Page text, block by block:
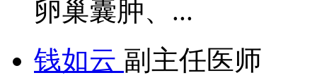
卵巢囊肿、...
钱如云 副主任医师